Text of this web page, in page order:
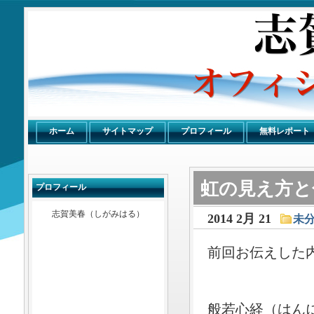
ホーム サイトマップ プロフィール 無料レポート
虹の見え方
2014 2月 21 未
前回お伝えした
般若心経（はん
プロフィール
志賀美春（しがみはる）